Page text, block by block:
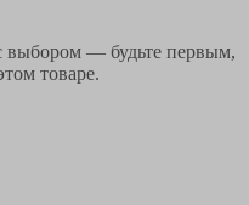
выбором — будьте первым,
товаре.